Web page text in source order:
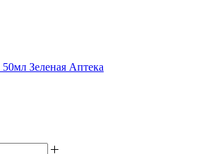
Зеленая Аптека